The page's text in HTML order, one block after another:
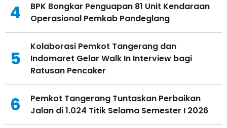
4
BPK Bongkar Penguapan 81 Unit Kendaraan
Operasional Pemkab Pandeglang
5
Kolaborasi Pemkot Tangerang dan
Indomaret Gelar Walk In Interview bagi
Ratusan Pencaker
6
Pemkot Tangerang Tuntaskan Perbaikan
Jalan di 1.024 Titik Selama Semester I 2026